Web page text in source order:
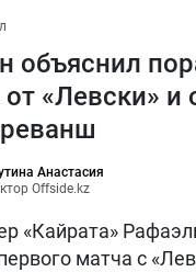
объяснил
от «Левски» и
Анастасия
Offside.kz
«Кайрата»
матча с